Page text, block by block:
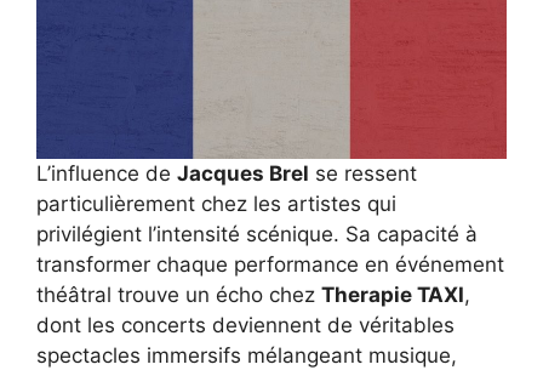
L’influence de Jacques Brel se ressent
particulièrement chez les artistes qui
privilégient l’intensité scénique. Sa capacité à
transformer chaque performance en événement
théâtral trouve un écho chez Therapie TAXI,
dont les concerts deviennent de véritables
spectacles immersifs mélangeant musique,